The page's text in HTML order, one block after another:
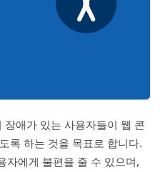
애가 있는 사용자들이 웹 콘
록 하는 것을 목표로 합니다.
자에게 불편을 줄 수 있으며,